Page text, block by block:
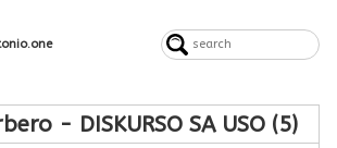
- DISKURSO SA USO (5)